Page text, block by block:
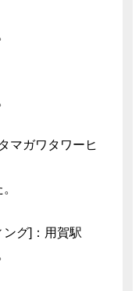
マガワタワーヒ
グ]：用賀駅